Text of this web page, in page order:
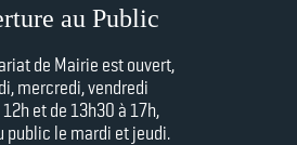
au Public
de Mairie est ouvert,
mercredi, vendredi
12h etde 13h30 à 17h,
public le mardi et jeudi.